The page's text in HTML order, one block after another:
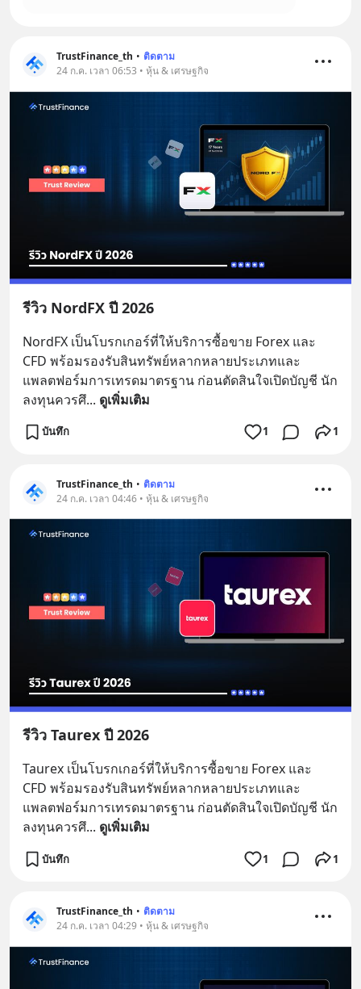
TrustFinance_th • ติดตาม
24 ก.ค. เวลา 06:53 • หุ้น & เศรษฐกิจ
รีวิว NordFX ปี 2026
NordFX เป็นโบรกเกอร์ที่ให้บริการซื้อขาย Forex และ
CFD พร้อมรองรับสินทรัพย์หลากหลายประเภทและ
แพลตฟอร์มการเทรดมาตรฐาน ก่อนตัดสินใจเปิดบัญชี นัก
ลงทุนควรศึ... ดูเพิ่มเติม
บันทึก 1 1
TrustFinance_th • ติดตาม
24 ก.ค. เวลา 04:46 • หุ้น & เศรษฐกิจ
รีวิว Taurex ปี 2026
Taurex เป็นโบรกเกอร์ที่ให้บริการซื้อขาย Forex และ
CFD พร้อมรองรับสินทรัพย์หลากหลายประเภทและ
แพลตฟอร์มการเทรดมาตรฐาน ก่อนตัดสินใจเปิดบัญชี นัก
ลงทุนควรศึ... ดูเพิ่มเติม
บันทึก 1 1
TrustFinance_th • ติดตาม
24 ก.ค. เวลา 04:29 • หุ้น & เศรษฐกิจ